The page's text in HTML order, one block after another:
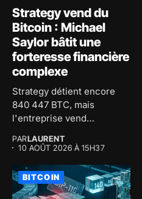
Strategy vend du
Bitcoin : Michael
Saylor bâtit une
forteresse financière
complexe
Strategy détient encore
840 447 BTC, mais
l'entreprise vend
PARLAURENT
10 AOÛT 2026 À 15H37
BITCOIN